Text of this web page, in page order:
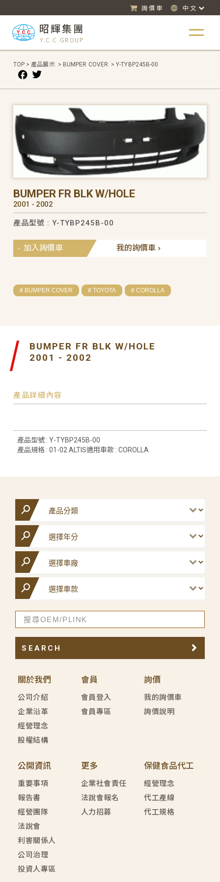
詢價車 中文
昭輝集團
Y.C.C GROUP
TOP > 產品展示 > BUMPER COVER > Y-TYBP245B-00
BUMPER FR BLK W/HOLE
2001 - 2002
產品型號 : Y-TYBP245B-00
我的詢價車
加入詢價車
# BUMPER COVER # TOYOTA # COROLLA
BUMPER FR BLK W/HOLE
2001 - 2002
產品詳細內容
產品型號 : Y-TYBP245B-00
產品規格 : 01-02 ALTIS適用車款 : COROLLA
關於我們
公司介紹
企業沿革
經營理念
股權結構
會員
會員登入
會員專區
詢價
我的詢價車
詢價說明
公開資訊
重要事項
報告書
經營團隊
法說會
利害關係人
公司治理
投資人專區
更多
企業社會責任
法說會報名
人力招募
保健食品代工
經營理念
代工產線
代工規格
SEARCH